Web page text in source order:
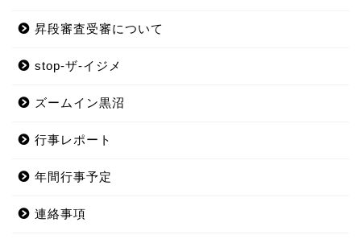
昇段審査受審について
stop-ザ-イジメ
ズームイン黒沼
行事レポート
年間行事予定
連絡事項